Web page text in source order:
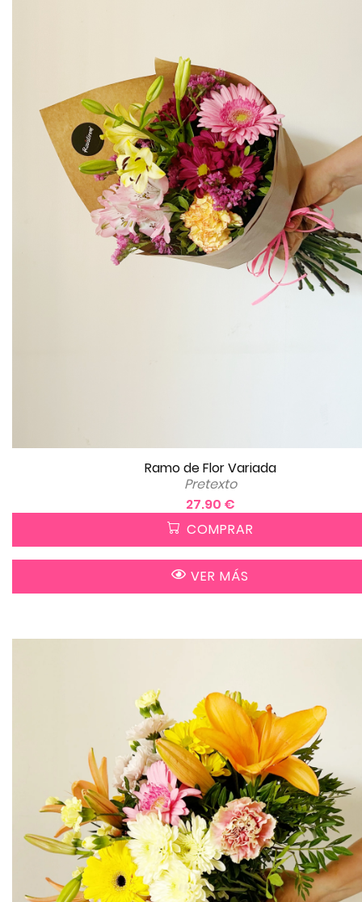
Ramo de Flor Variada
Pretexto
27.90 €
COMPRAR
VER MÁS